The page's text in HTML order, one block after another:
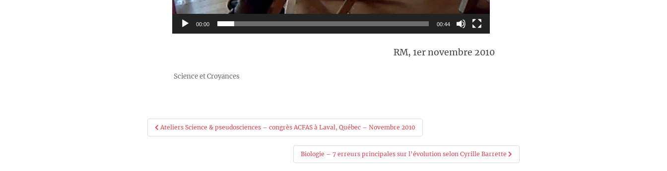
00:00 00:44
RM, 1er novembre 2010
Science et Croyances
Navigation
Ateliers Science & pseudosciences – congrès ACFAS à Laval, Québec – Novembre 2010
Biologie – 7 erreurs principales sur l’évolution selon Cyrille Barrette